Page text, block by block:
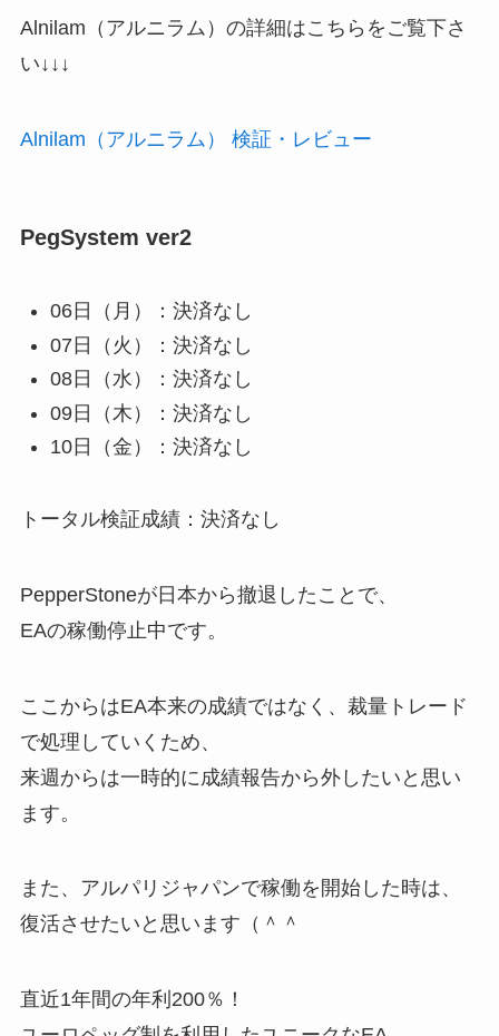
Alnilam（アルニラム）の詳細はこちらをご覧下さ
い↓↓↓
Alnilam（アルニラム） 検証・レビュー
PegSystem ver2
06日（月）：決済なし
07日（火）：決済なし
08日（水）：決済なし
09日（木）：決済なし
10日（金）：決済なし
トータル検証成績：決済なし
PepperStoneが日本から撤退したことで、
EAの稼働停止中です。
ここからはEA本来の成績ではなく、裁量トレード
で処理していくため、
来週からは一時的に成績報告から外したいと思い
ます。
また、アルパリジャパンで稼働を開始した時は、
復活させたいと思います（＾＾
直近1年間の年利200％！